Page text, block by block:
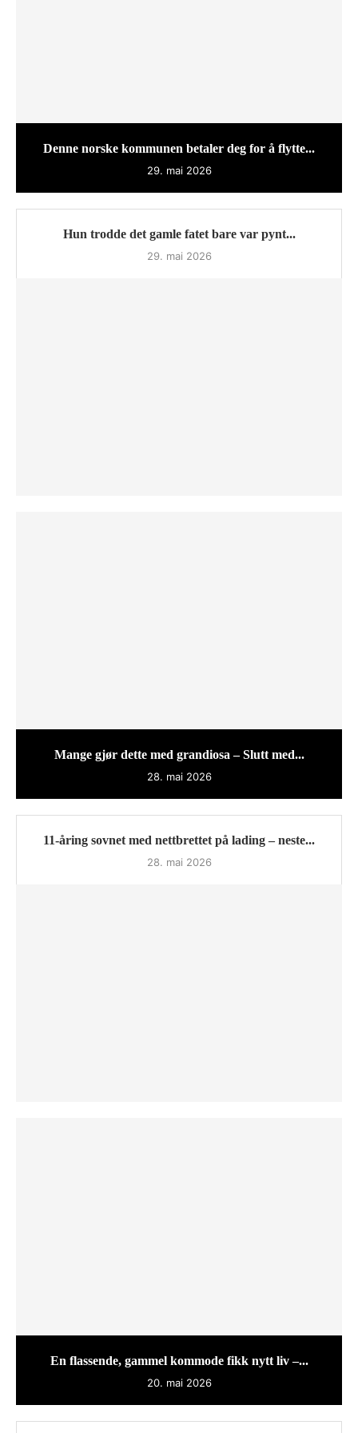
Denne norske kommunen betaler deg for å flytte...
29. mai 2026
Hun trodde det gamle fatet bare var pynt...
29. mai 2026
Mange gjør dette med grandiosa – Slutt med...
28. mai 2026
11-åring sovnet med nettbrettet på lading – neste...
28. mai 2026
En flassende, gammel kommode fikk nytt liv –...
20. mai 2026